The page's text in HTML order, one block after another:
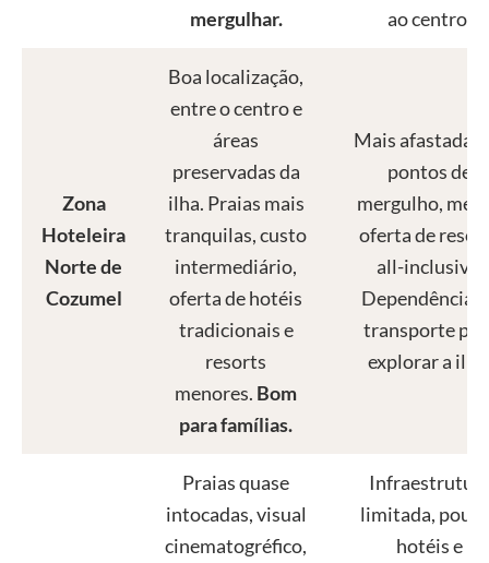
mergulhar.
ao centro.
Zona
Hoteleira
Norte de
Cozumel
Boa localização,
entre o centro e
áreas
preservadas da
ilha. Praias mais
tranquilas, custo
intermediário,
oferta de hotéis
tradicionais e
resorts
menores. Bom
para famílias.
Mais afastada
pontos de
mergulho,
oferta de
all-inclusive.
Dependência
transporte
explorar a
Praias quase
intocadas, visual
cinematogréfico,
limitada,
hotéis e